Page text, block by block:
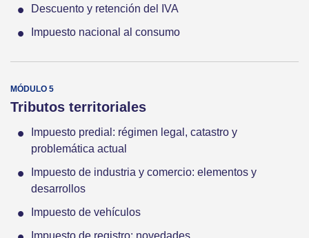
Descuento y retención del IVA
Impuesto nacional al consumo
Tributos territoriales
Impuesto predial: régimen legal, catastro y
problemática actual
Impuesto de industria y comercio: elementos y
desarrollos
Impuesto de vehículos
Impuesto de registro: novedades